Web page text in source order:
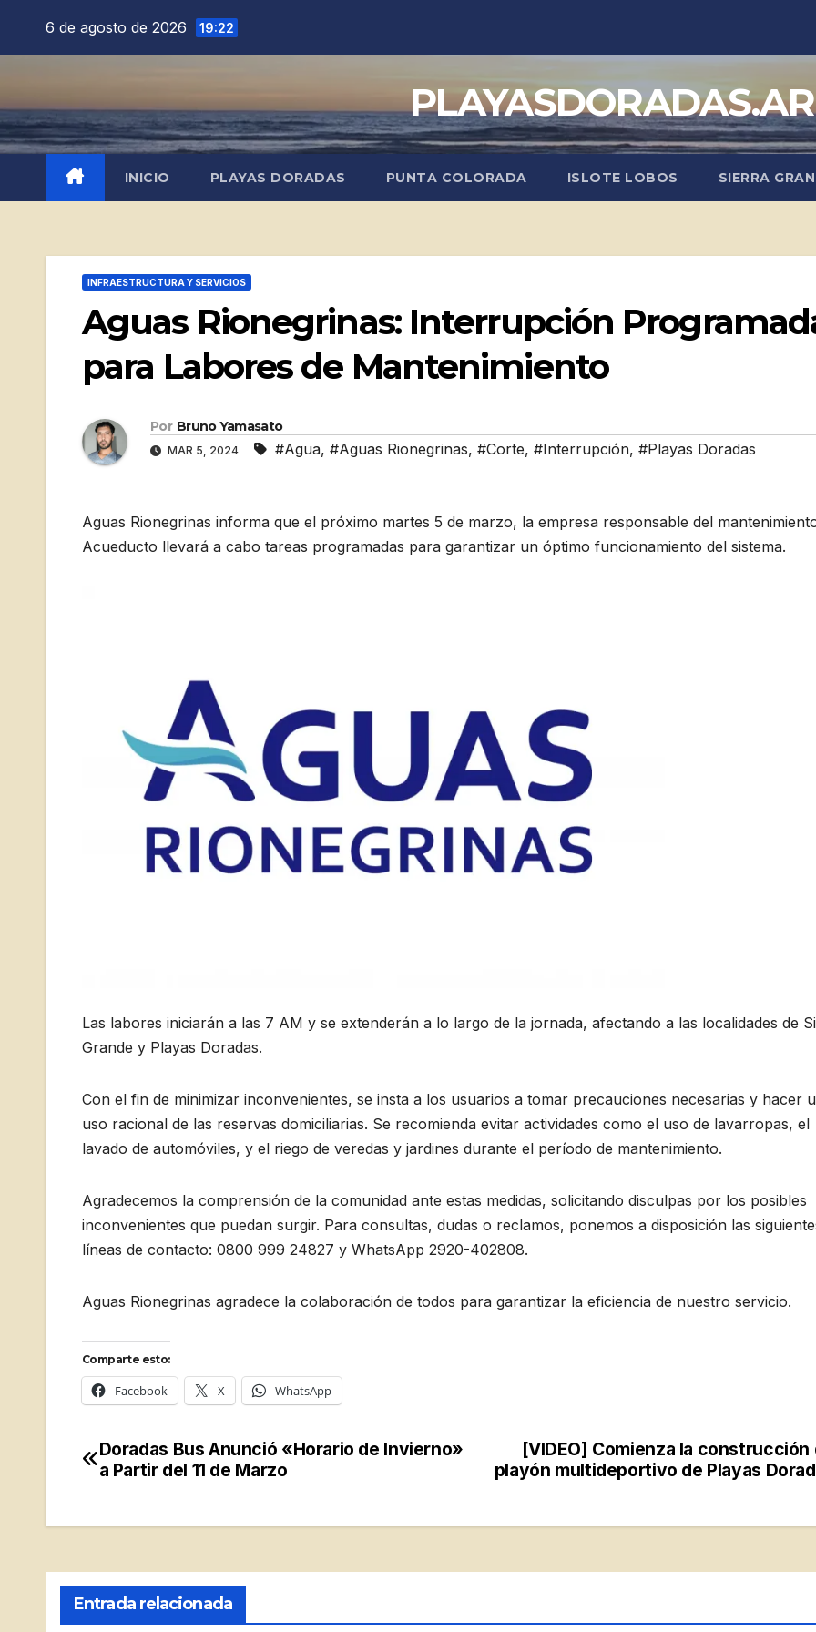
6 de agosto de 2026 19:22
PLAYASDORADAS.AR
INICIO PLAYAS DORADAS PUNTA COLORADA ISLOTE LOBOS SIERRA
INFRAESTRUCTURA Y SERVICIOS
Aguas Rionegrinas: Interrupción
para Labores de Mantenimiento
Por Bruno Yamasato
MAR 5, 2024 #Agua, #Aguas Rionegrinas, #Corte, #Interrupción, #Playas Doradas
Aguas Rionegrinas informa que el próximo martes 5 de marzo, la empresa responsable del
Acueducto llevará a cabo tareas programadas para garantizar un óptimo funcionamiento del sistema.
Las labores iniciarán a las 7 AM y se extenderán a lo largo de la jornada, afectando a las localidades de
Grande y Playas Doradas.
Con el fin de minimizar inconvenientes, se insta a los usuarios a tomar precauciones necesarias y hacer
uso racional de las reservas domiciliarias. Se recomienda evitar actividades como el uso de lavarropas, el
lavado de automóviles, y el riego de veredas y jardines durante el período de mantenimiento.
Agradecemos la comprensión de la comunidad ante estas medidas, solicitando disculpas por los posibles
inconvenientes que puedan surgir. Para consultas, dudas o reclamos, ponemos a disposición las
líneas de contacto: 0800 999 24827 y WhatsApp 2920-402808.
Aguas Rionegrinas agradece la colaboración de todos para garantizar la eficiencia de nuestro servicio.
Comparte esto:
Facebook X WhatsApp
Navegación
entradas
[VIDEO] Comienza la construcción
playón multideportivo de Playas
Doradas Bus Anunció «Horario de Invierno»
a Partir del 11 de Marzo
Entrada relacionada